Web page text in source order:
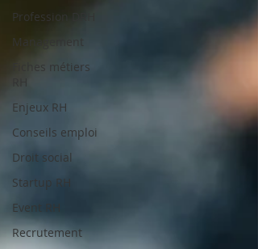
Profession DRH
Management
Fiches métiers
Enjeux RH
Conseils emploi
Droit social
Startup RH
Event RH
Recrutement